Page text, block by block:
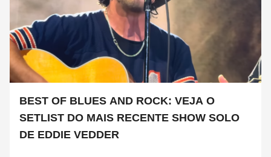
BEST OF BLUES AND ROCK: VEJA O
SETLIST DO MAIS RECENTE SHOW SOLO
DE EDDIE VEDDER